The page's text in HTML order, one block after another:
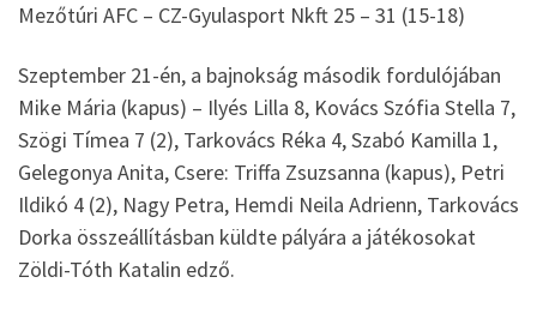
Mezőtúri AFC – CZ-Gyulasport Nkft 25 – 31 (15-18)
Szeptember 21-én, a bajnokság második fordulójában
Mike Mária (kapus) – Ilyés Lilla 8, Kovács Szófia Stella 7,
Szögi Tímea 7 (2), Tarkovács Réka 4, Szabó Kamilla 1,
Gelegonya Anita, Csere: Triffa Zsuzsanna (kapus), Petri
Ildikó 4 (2), Nagy Petra, Hemdi Neila Adrienn, Tarkovács
Dorka összeállításban küldte pályára a játékosokat
Zöldi-Tóth Katalin edző.